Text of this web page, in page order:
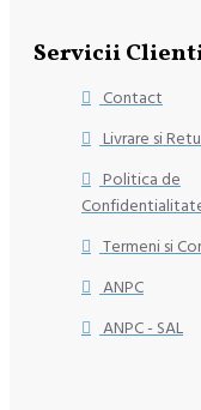
Servicii
Contact
Livrare si
Politica de
Termeni si
ANPC
ANPC - SAL